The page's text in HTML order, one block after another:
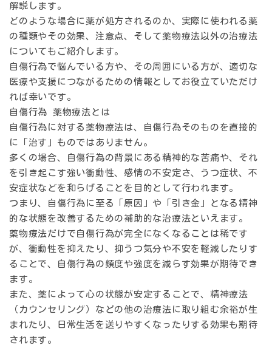
解説します。
どのような場合に薬が処方されるのか、実際に使われる薬
の種類やその効果、注意点、そして薬物療法以外の治療法
についてもご紹介します。
自傷行為で悩んでいる方や、その周囲にいる方が、適切な
医療や支援につながるための情報としてお役立ていただけ
れば幸いです。
自傷行為 薬物療法とは
自傷行為に対する薬物療法は、自傷行為そのものを直接的
に「治す」ものではありません。
多くの場合、自傷行為の背景にある精神的な苦痛や、それ
を引き起こす強い衝動性、感情の不安定さ、うつ症状、不
安症状などを和らげることを目的として行われます。
つまり、自傷行為に至る「原因」や「引き金」となる精神
的な状態を改善するための補助的な治療法といえます。
薬物療法だけで自傷行為が完全になくなることは稀です
が、衝動性を抑えたり、抑うつ気分や不安を軽減したりす
ることで、自傷行為の頻度や強度を減らす効果が期待でき
ます。
また、薬によって心の状態が安定することで、精神療法
（カウンセリング）などの他の治療法に取り組む余裕が生
まれたり、日常生活を送りやすくなったりする効果も期待
されます。